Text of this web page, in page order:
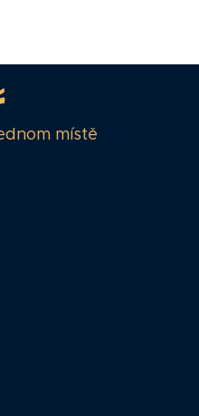
místě